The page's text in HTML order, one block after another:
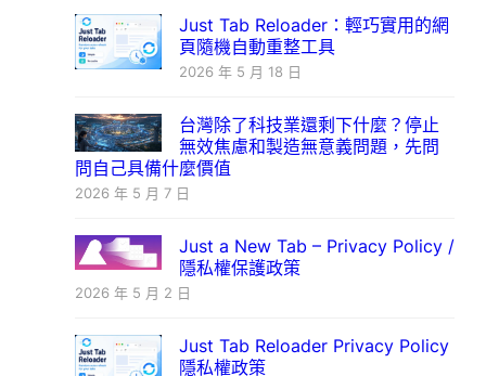
Just Tab Reloader：輕巧實用的網
頁隨機自動重整工具
2026 年 5 月 18 日
台灣除了科技業還剩下什麼？停止
無效焦慮和製造無意義問題，先問
問自己具備什麼價值
2026 年 5 月 7 日
Just a New Tab – Privacy Policy /
隱私權保護政策
2026 年 5 月 2 日
Just Tab Reloader Privacy Policy
隱私權政策